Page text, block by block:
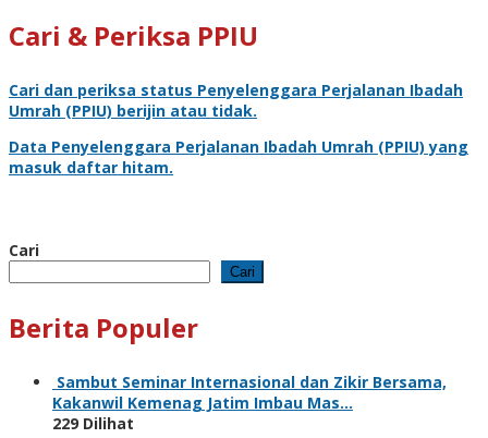
Cari & Periksa PPIU
Cari dan periksa status Penyelenggara Perjalanan Ibadah
Umrah (PPIU) berijin atau tidak.
Data Penyelenggara Perjalanan Ibadah Umrah (PPIU) yang
masuk daftar hitam.
Cari
Cari
Berita Populer
Sambut Seminar Internasional dan Zikir Bersama,
Kakanwil Kemenag Jatim Imbau Mas…
229 Dilihat